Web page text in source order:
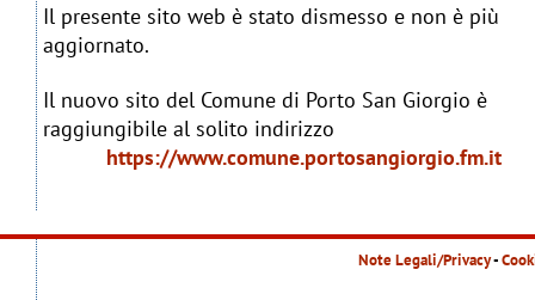
Il presente sito web è stato dismesso e non è più
aggiornato.
Il nuovo sito del Comune di Porto San Giorgio è
raggiungibile al solito indirizzo
https://www.comune.portosangiorgio.fm.it
Note Legali/Privacy-